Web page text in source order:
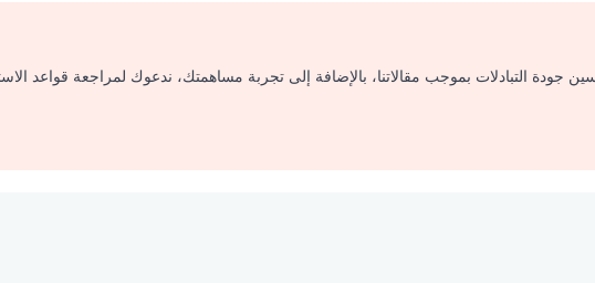
جودة التبادلات بموجب مقالاتنا، بالإضافة إلى تجربة مساهمتك، ندعوك لمراجعة قواعد